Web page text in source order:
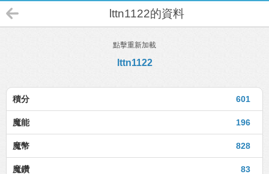
lttn1122的資料
點擊重新加載
lttn1122
601
積分
196
魔能
828
魔幣
83
魔鑽